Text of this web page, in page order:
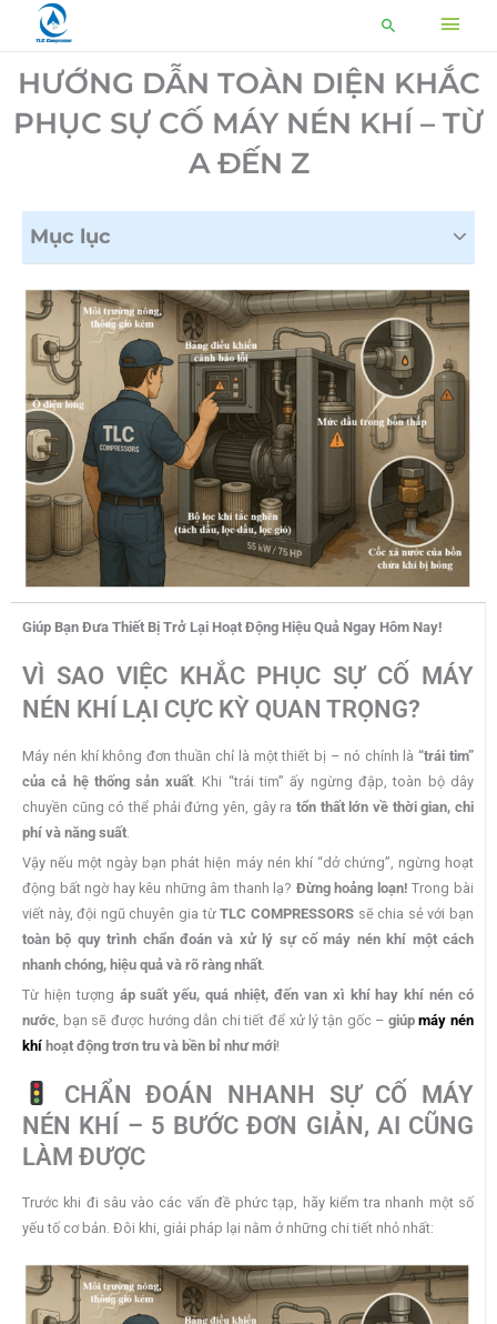
dung
Tìm
kiếm
HƯỚNG DẪN TOÀN DIỆN KHẮC
PHỤC SỰ CỐ MÁY NÉN KHÍ – TỪ
A ĐẾN Z
Mục lục
Giúp Bạn Đưa Thiết Bị Trở Lại Hoạt Động Hiệu Quả Ngay Hôm Nay!
VÌ SAO VIỆC KHẮC PHỤC SỰ CỐ MÁY
NÉN KHÍ LẠI CỰC KỲ QUAN TRỌNG?
Máy nén khí không đơn thuần chỉ là một thiết bị – nó chính là“trái tim”
của cả hệ thống sản xuất. Khi “trái tim” ấy ngừng đập, toàn bộ dây
chuyền cũng có thể phải đứng yên, gây ra tổn thất lớn về thời gian, chi
phí và năng suất.
Vậy nếu một ngày bạn phát hiện máy nén khí “dở chứng”, ngừng hoạt
động bất ngờ hay kêu những âm thanh lạ? Đừng hoảng loạn! Trong bài
viết này, đội ngũ chuyên gia từTLC COMPRESSORSsẽ chia sẻ với bạn
toàn bộ quy trình chẩn đoán và xử lý sự cố máy nén khí một cách
nhanh chóng, hiệu quả và rõ ràng nhất.
Từ hiện tượng áp suất yếu, quá nhiệt, đến van xì khí hay khí nén có
nước, bạn sẽ được hướng dẫn chi tiết để xử lý tận gốc – giúpmáy nén
khí hoạt động trơn tru và bền bỉ như mới!
CHẨN ĐOÁN NHANH SỰ CỐ MÁY
NÉN KHÍ – 5 BƯỚC ĐƠN GIẢN, AI CŨNG
LÀM ĐƯỢC
Trước khi đi sâu vào các vấn đề phức tạp, hãy kiểm tra nhanh một số
yếu tố cơ bản. Đôi khi, giải pháp lại nằm ở những chi tiết nhỏ nhất: